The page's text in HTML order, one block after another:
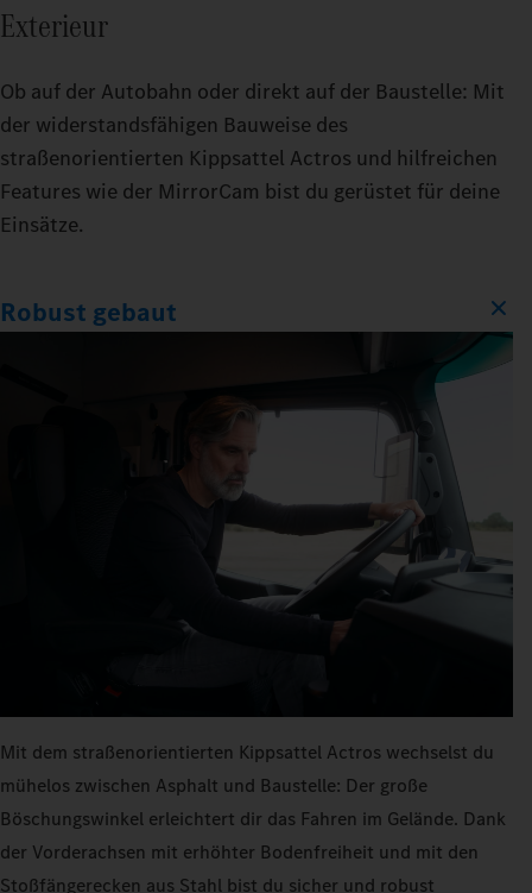
Exterieur
Ob auf der Autobahn oder direkt auf der Baustelle: Mit
der widerstandsfähigen Bauweise des
straßenorientierten Kippsattel Actros und hilfreichen
Features wie der MirrorCam bist du gerüstet für deine
Einsätze.
Robust gebaut
Mit dem straßenorientierten Kippsattel Actros wechselst du
mühelos zwischen Asphalt und Baustelle: Der große
Böschungswinkel erleichtert dir das Fahren im Gelände. Dank
der Vorderachsen mit erhöhter Bodenfreiheit und mit den
Stoßfängerecken aus Stahl bist du sicher und robust